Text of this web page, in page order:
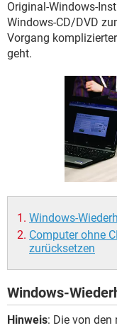
FACEBOOK
WINDOWS 10
WHATSAPP
FACEBOOK
Original-Windows-
Windows-CD/DVD
Vorgang
geht.
Windows-
Computer ohne
zurücksetzen
Windows-
Hinweis: Die von den